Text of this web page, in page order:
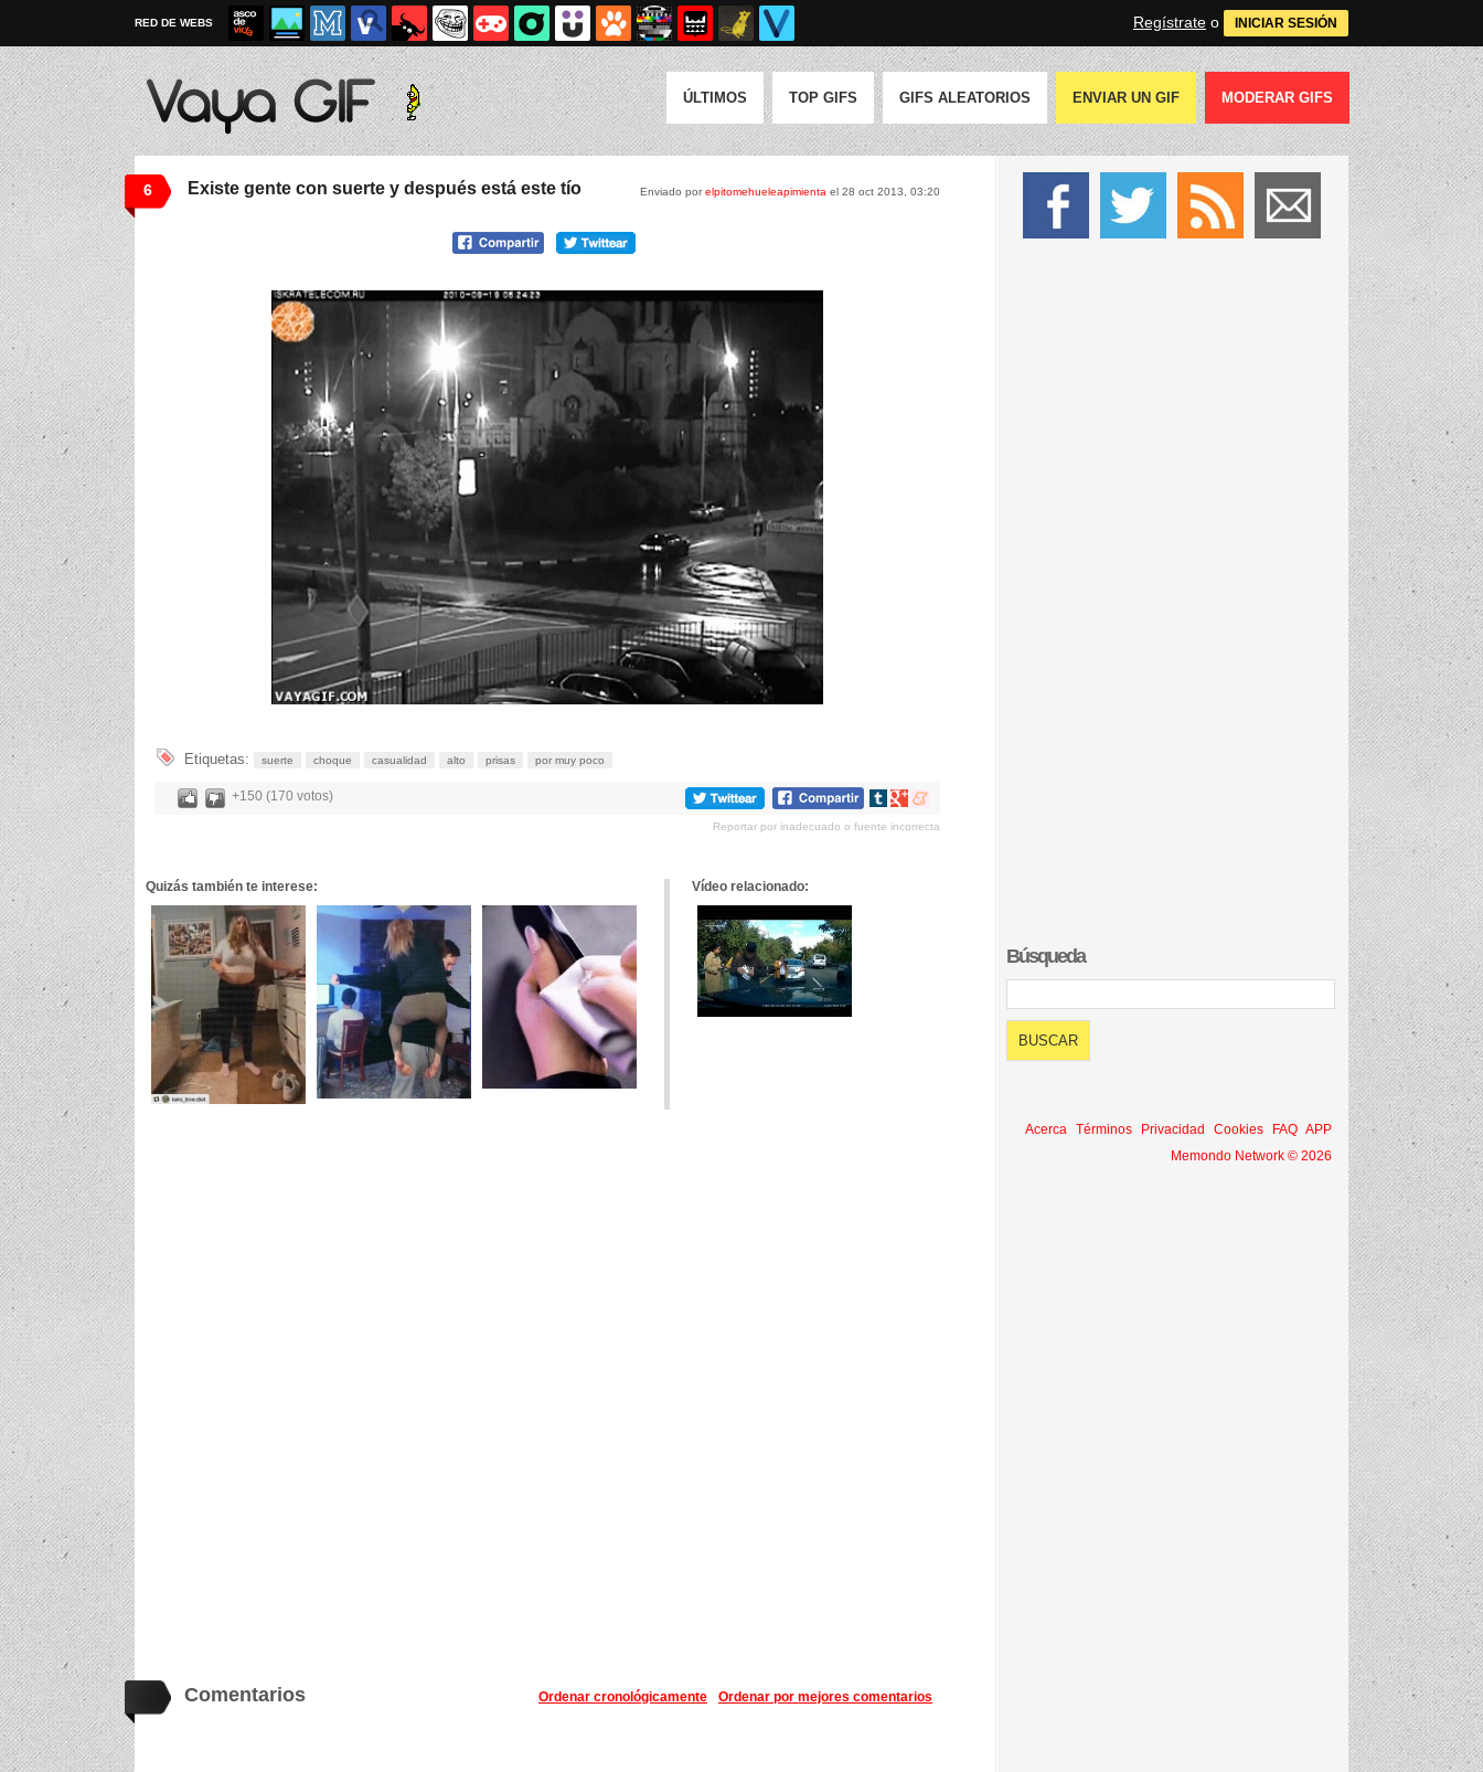
RED DE WEBS Regístrate o INICIAR SESIÓN
ÚLTIMOS TOP GIFS GIFS ALEATORIOS ENVIAR UN GIF MODERAR GIFS
6 Enviado porelpitomehueleapimienta el 28 oct 2013, 03:20
Existe gente con suerte y después está este tío
Etiquetas: suerte choque casualidad alto prisas por muy poco
+150 (170 votos)
Compartir
tumblr
Compartir
Google+
Compartir
meneame
Reportar por inadecuado o fuente incorrecta
Quizás también te interese: Vídeo relacionado:
Comentarios Ordenar por mejores comentarios
Ordenar cronológicamente
Búsqueda
Acerca Términos Privacidad Cookies FAQ APP
Memondo Network © 2026